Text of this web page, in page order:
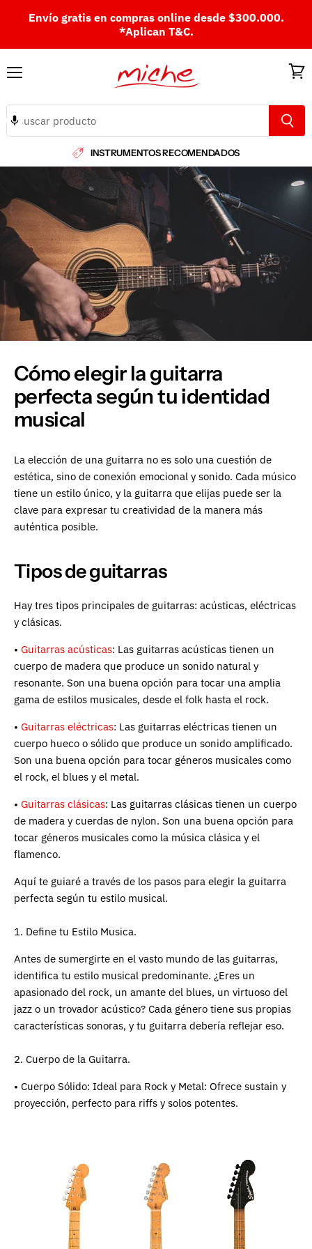
Envío gratis en compras online desde $300.000.
*Aplican T&C.
INSTRUMENTOS RECOMENDADOS
Cómo elegir la guitarra
perfecta según tu identidad
musical
La elección de una guitarra no es solo una cuestión de
estética, sino de conexión emocional y sonido. Cada músico
tiene un estilo único, y la guitarra que elijas puede ser la
clave para expresar tu creatividad de la manera más
auténtica posible.
Tipos de guitarras
Hay tres tipos principales de guitarras: acústicas, eléctricas
y clásicas.
• Guitarras acústicas: Las guitarras acústicas tienen un
cuerpo de madera que produce un sonido natural y
resonante. Son una buena opción para tocar una amplia
gama de estilos musicales, desde el folk hasta el rock.
• Guitarras eléctricas: Las guitarras eléctricas tienen un
cuerpo hueco o sólido que produce un sonido amplificado.
Son una buena opción para tocar géneros musicales como
el rock, el blues y el metal.
• Guitarras clásicas: Las guitarras clásicas tienen un cuerpo
de madera y cuerdas de nylon. Son una buena opción para
tocar géneros musicales como la música clásica y el
flamenco.
Aquí te guiaré a través de los pasos para elegir la guitarra
perfecta según tu estilo musical.
1. Define tu Estilo Musica.
Antes de sumergirte en el vasto mundo de las guitarras,
identifica tu estilo musical predominante. ¿Eres un
apasionado del rock, un amante del blues, un virtuoso del
jazz o un trovador acústico? Cada género tiene sus propias
características sonoras, y tu guitarra debería reflejar eso.
2. Cuerpo de la Guitarra.
• Cuerpo Sólido: Ideal para Rock y Metal: Ofrece sustain y
proyección, perfecto para riffs y solos potentes.